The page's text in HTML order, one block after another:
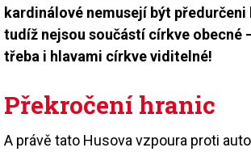
kardinálové nemusejí být předurčeni
tudíž nejsou součástí církve obecné
třeba i hlavami církve viditelné!
Překročení hranic
A právě tato Husova vzpoura proti